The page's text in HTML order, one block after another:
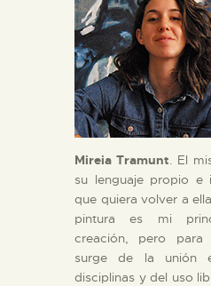
Mireia Tramunt. El
su lenguaje propio e
que quiera volver a
pintura es mi
creación, pero
surge de la unión
disciplinas y del uso